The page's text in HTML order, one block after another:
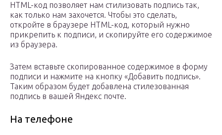
HTML-код позволяет нам стилизовать подпись так,
как только нам захочется. Чтобы это сделать,
откройте в браузере HTML-код, который нужно
прикрепить к подписи, и скопируйте его содержимое
из браузера.
Затем вставьте скопированное содержимое в форму
подписи и нажмите на кнопку «Добавить подпись».
Таким образом будет добавлена стилезованная
подпись в вашей Яндекс почте.
На телефоне